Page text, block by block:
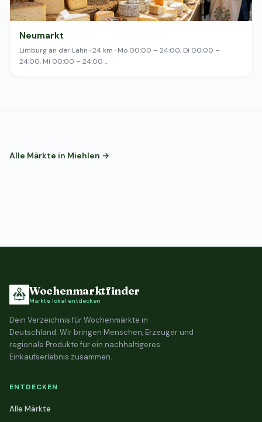
Neumarkt
Limburg an der Lahn · 24 km · Mo 00:00 – 24:00, Di 00:00 –
24:00, Mi 00:00 – 24:00 …
Alle Märkte in Miehlen →
Wochenmarktfinder
Märkte lokal entdecken
Dein Verzeichnis für Wochenmärkte in
Deutschland. Wir bringen Menschen, Erzeuger und
regionale Produkte für ein nachhaltigeres
Einkaufserlebnis zusammen.
ENTDECKEN
Alle Märkte